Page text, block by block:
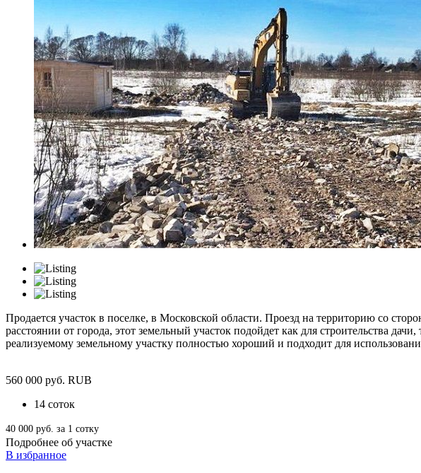
Продается участок в поселке, в Московской области. Проезд на территорию со
расстоянии от города, этот земельный участок подойдет как для строительства
реализуемому земельному участку полностью хороший и подходит для
560 000 руб. RUB
14 соток
40 000 руб. за 1 сотку
Подробнее об участке
В избранное